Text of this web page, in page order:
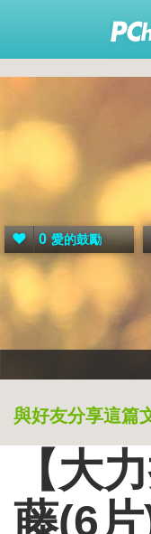
0 愛的鼓勵
與好友分享這篇
【大
藤(6